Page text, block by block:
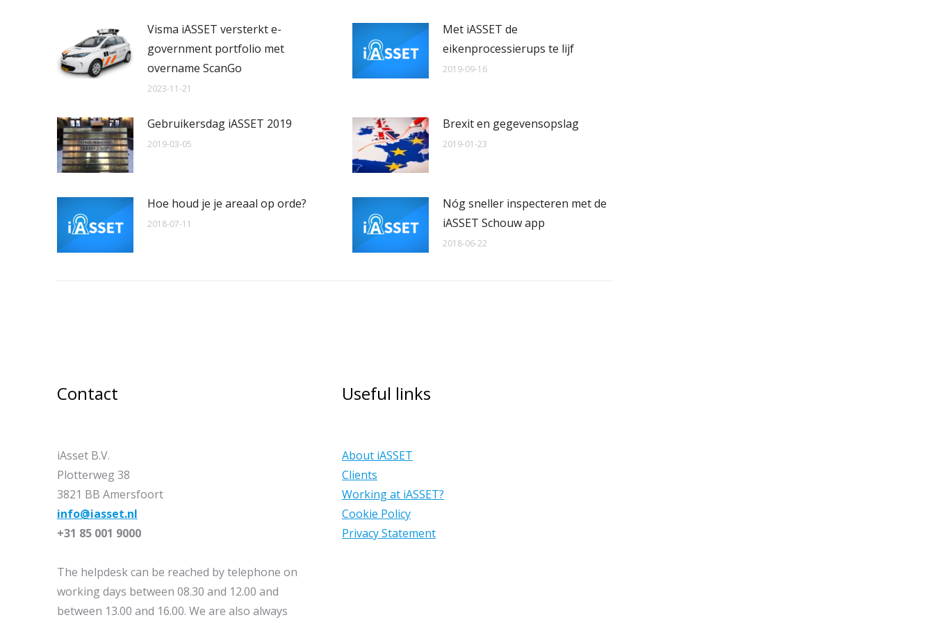
Visma iASSET versterkt e-
government portfolio met
overname ScanGo
2023-11-21
Met iASSET de
eikenprocessierups te lijf
2019-09-16
Gebruikersdag iASSET 2019
2019-03-05
Brexit en gegevensopslag
2019-01-23
Hoe houd je je areaal op orde?
2018-07-11
Nóg sneller inspecteren met de
iASSET Schouw app
2018-06-22
Contact
iAsset B.V.
Plotterweg 38
3821 BB Amersfoort
info@iasset.nl
+31 85 001 9000
The helpdesk can be reached by telephone on
working days between 08.30 and 12.00 and
between 13.00 and 16.00. We are also always
Useful links
About iASSET
Clients
Working at iASSET?
Cookie Policy
Privacy Statement